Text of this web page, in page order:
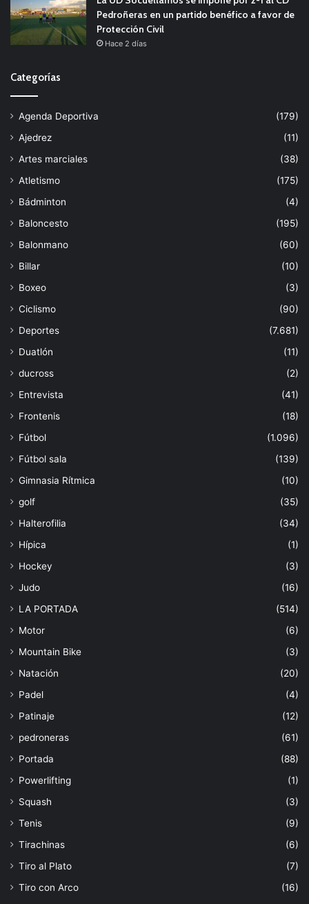
Pedroñeras en un partido benéfico a favor de
Protección Civil
Hace 2 días
Categorías
Agenda Deportiva
(179)
Ajedrez
(11)
Artes marciales
(38)
Atletismo
(175)
Bádminton
(4)
Baloncesto
(195)
Balonmano
(60)
Billar
(10)
Boxeo
(3)
Ciclismo
(90)
Deportes
(7.681)
Duatlón
(11)
ducross
(2)
Entrevista
(41)
Frontenis
(18)
Fútbol
(1.096)
Fútbol sala
(139)
Gimnasia Rítmica
(10)
golf
(35)
Halterofilia
(34)
Hípica
(1)
Hockey
(3)
Judo
(16)
LA PORTADA
(514)
Motor
(6)
Mountain Bike
(3)
Natación
(20)
Padel
(4)
Patinaje
(12)
pedroneras
(61)
Portada
(88)
Powerlifting
(1)
Squash
(3)
Tenis
(9)
Tirachinas
(6)
Tiro al Plato
(7)
Tiro con Arco
(16)